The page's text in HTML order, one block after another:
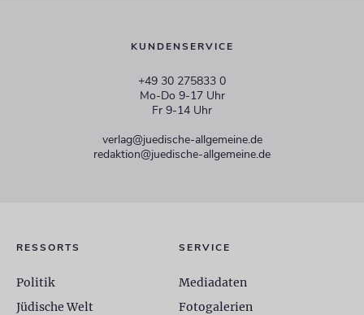
KUNDENSERVICE
+49 30 275833 0
Mo-Do 9-17 Uhr
Fr 9-14 Uhr
verlag@juedische-allgemeine.de
redaktion@juedische-allgemeine.de
RESSORTS
Politik
Jüdische Welt
SERVICE
Mediadaten
Fotogalerien